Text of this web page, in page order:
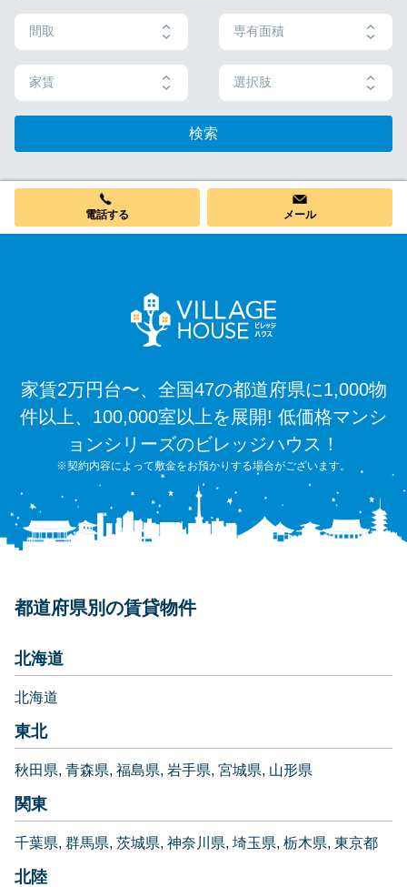
間取 専有面積
家賃 選択肢
検索
電話する メール
家賃2万円台〜、全国47の都道府県に1,000物
件以上、100,000室以上を展開! 低価格マンシ
ョンシリーズのビレッジハウス！
※契約内容によって敷金をお預かりする場合がございます。
都道府県別の賃貸物件
北海道
北海道
東北
秋田県 青森県 福島県 岩手県 宮城県 山形県
関東
千葉県 群馬県 茨城県 神奈川県 埼玉県 栃木県 東京都
北陸